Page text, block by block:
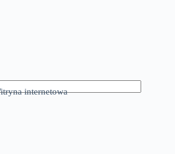
internetowa